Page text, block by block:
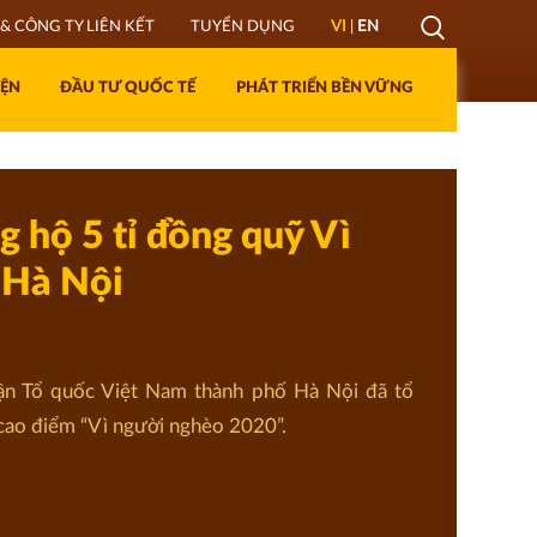
CÔNG TY LIÊN KẾT TUYỂN DỤNG VI EN
Mở
Tìm
ĐẦU TƯ QUỐC TẾ PHÁT TRIỂN BỀN VỮNG
hộ 5 tỉ đồng quỹ Vì
Nội
Tổ quốc Việt Nam thành phố Hà Nội đã tổ
điểm “Vì người nghèo 2020”.